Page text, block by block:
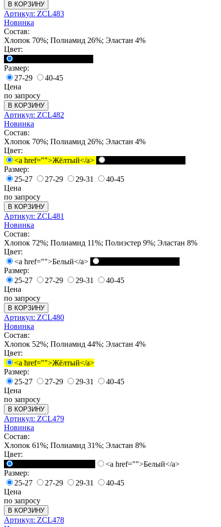
В КОРЗИНУ
Артикул: ZCL483
Новинка
Состав:
Хлопок 70%; Полиамид 26%; Эластан 4%
Цвет:
Размер:
27-29
40-45
Цена
по запросу
В КОРЗИНУ
Артикул: ZCL482
Новинка
Состав:
Хлопок 70%; Полиамид 26%; Эластан 4%
Цвет:
<a href="">Жёлтый</a>
Размер:
25-27
27-29 29-31
40-45
Цена
по запросу
В КОРЗИНУ
Артикул: ZCL481
Новинка
Состав:
Хлопок 72%; Полиамид 11%; Полиэстер 9%; Эластан 8%
Цвет:
<a href="">Белый</a>
Размер:
25-27
27-29 29-31
40-45
Цена
по запросу
В КОРЗИНУ
Артикул: ZCL480
Новинка
Состав:
Хлопок 52%; Полиамид 44%; Эластан 4%
Цвет:
<a href="">Жёлтый</a>
Размер:
25-27
27-29 29-31
40-45
Цена
по запросу
В КОРЗИНУ
Артикул: ZCL479
Новинка
Состав:
Хлопок 61%; Полиамид 31%; Эластан 8%
Цвет:
<a href="">Белый</a>
Размер:
25-27
27-29 29-31
40-45
Цена
по запросу
В КОРЗИНУ
Артикул: ZCL478